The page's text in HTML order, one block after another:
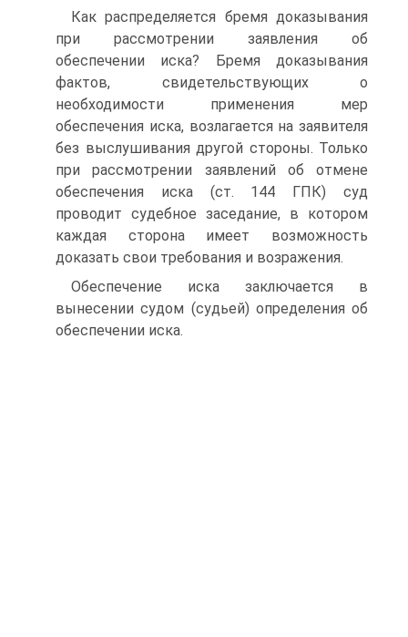
Как распределяется бремя доказывания
при рассмотрении заявления об
обеспечении иска? Бремя доказывания
фактов, свидетельствующих о
необходимости применения мер
обеспечения иска, возлагается на заявителя
без выслушивания другой стороны. Только
при рассмотрении заявлений об отмене
обеспечения иска (ст. 144 ГПК) суд
проводит судебное заседание, в котором
каждая сторона имеет возможность
доказать свои требования и возражения.
Обеспечение иска заключается в
вынесении судом (судьей) определения об
обеспечении иска.